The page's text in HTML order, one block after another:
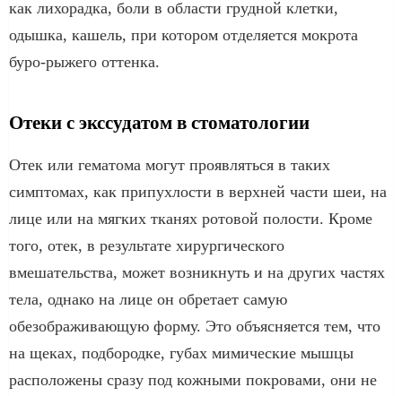
как лихорадка, боли в области грудной клетки,
одышка, кашель, при котором отделяется мокрота
буро-рыжего оттенка.
Отеки с экссудатом в стоматологии
Отек или гематома могут проявляться в таких
симптомах, как припухлости в верхней части шеи, на
лице или на мягких тканях ротовой полости. Кроме
того, отек, в результате хирургического
вмешательства, может возникнуть и на других частях
тела, однако на лице он обретает самую
обезображивающую форму. Это объясняется тем, что
на щеках, подбородке, губах мимические мышцы
расположены сразу под кожными покровами, они не